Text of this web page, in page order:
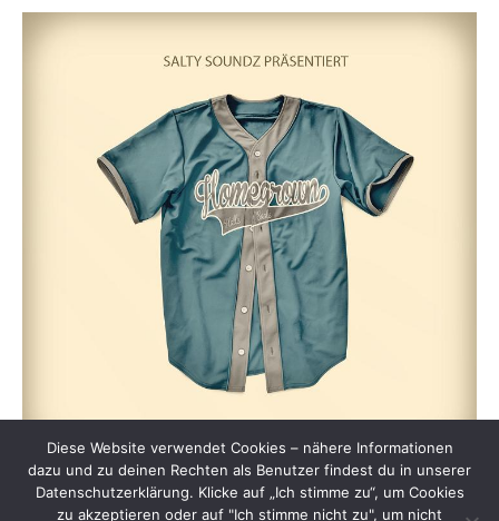
Diese Website verwendet Cookies – nähere Informationen
dazu und zu deinen Rechten als Benutzer findest du in unserer
Datenschutzerklärung. Klicke auf „Ich stimme zu“, um Cookies
zu akzeptieren oder auf "Ich stimme nicht zu", um nicht